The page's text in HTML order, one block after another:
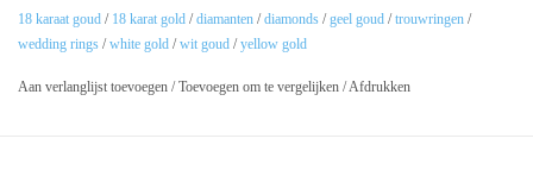
18 karaat goud / 18 karat gold /diamanten /diamonds /geel goud /trouwringen /
wedding rings /white gold /wit goud /yellow gold
Aan verlanglijst toevoegen /Toevoegen om te vergelijken /Afdrukken